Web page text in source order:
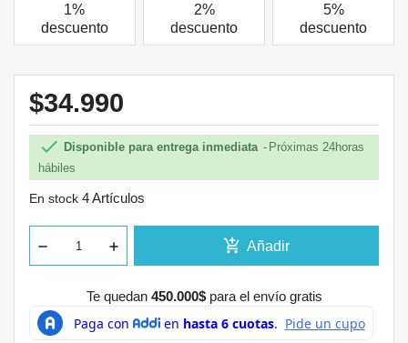
1%
descuento
2%
descuento
5%
descuento
$34.990
 Disponible para entrega inmediata
Próximas 24horas
hábiles
En stock 4 Artículos
add_shopping_cart Añadir
Te quedan 450.000$para el envío gratis